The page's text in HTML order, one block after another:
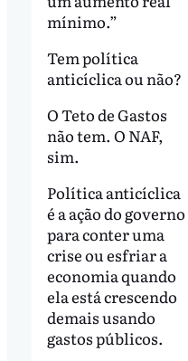
mínimo.”
Tem política
anticíclica ou não?
O Teto de Gastos
não tem. O NAF,
sim.
Política anticíclica
é a ação do governo
para conter uma
crise ou esfriar a
economia quando
ela está crescendo
demais usando
gastos públicos.